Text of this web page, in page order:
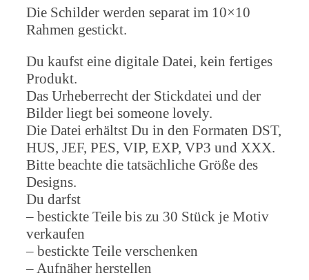
Die Schilder werden separat im 10×10
Rahmen gestickt.
Du kaufst eine digitale Datei, kein fertiges
Produkt.
Das Urheberrecht der Stickdatei und der
Bilder liegt bei someone lovely.
Die Datei erhältst Du in den Formaten DST,
HUS, JEF, PES, VIP, EXP, VP3 und XXX.
Bitte beachte die tatsächliche Größe des
Designs.
Du darfst
– bestickte Teile bis zu 30 Stück je Motiv
verkaufen
– bestickte Teile verschenken
– Aufnäher herstellen